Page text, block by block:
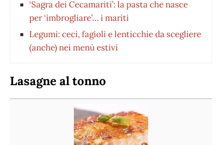
‘Sagra dei Cecamariti’: la pasta che nasce
per ‘imbrogliare’… i mariti
Legumi: ceci, fagioli e lenticchie da scegliere
(anche) nei menù estivi
Lasagne al tonno